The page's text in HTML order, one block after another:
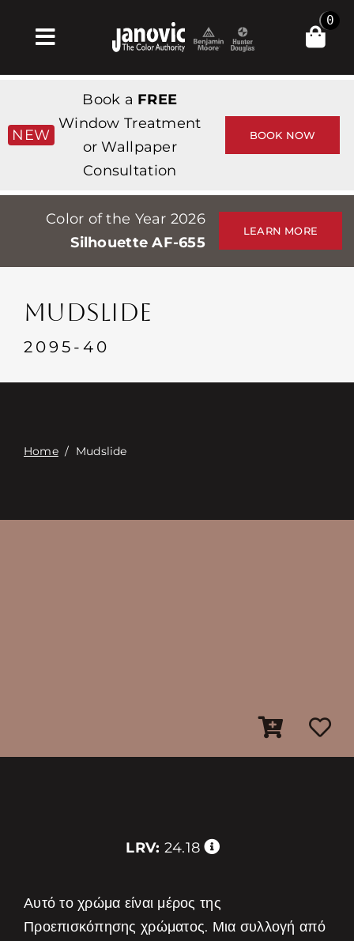
Toggle
Navigation
Products & Services
Κατάστημα
Professionals
Stores
Εκδηλώσεις
Επαφή
0
NEW
Book a FREE
Window Treatment
or Wallpaper
Consultation
BOOK NOW
Color of the Year 2026
Silhouette AF-655
LEARN MORE
MUDSLIDE
2095-40
Home/ Mudslide
LRV: 24.18
Αυτό το χρώμα είναι μέρος της
Προεπισκόπησης χρώματος. Μια συλλογή από